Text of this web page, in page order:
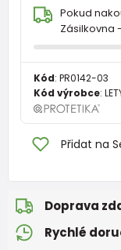
Pokud
Zásilkovna
Kód: PR0142-03
Kód výrobce:
Přidat na
Doprava
Rychlé